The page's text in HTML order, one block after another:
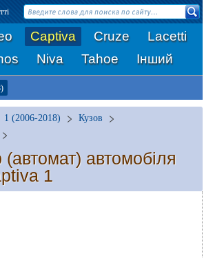
Captiva Cruze
Lacetti
Niva Tahoe Інший
1 (2006-2018)
Кузов
(автомат) автомобіля
1